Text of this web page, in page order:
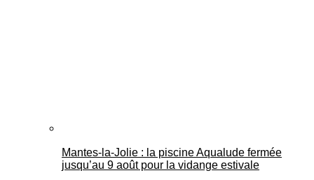
Mantes-la-Jolie : la piscine Aqualude fermée
jusqu’au 9 août pour la vidange estivale